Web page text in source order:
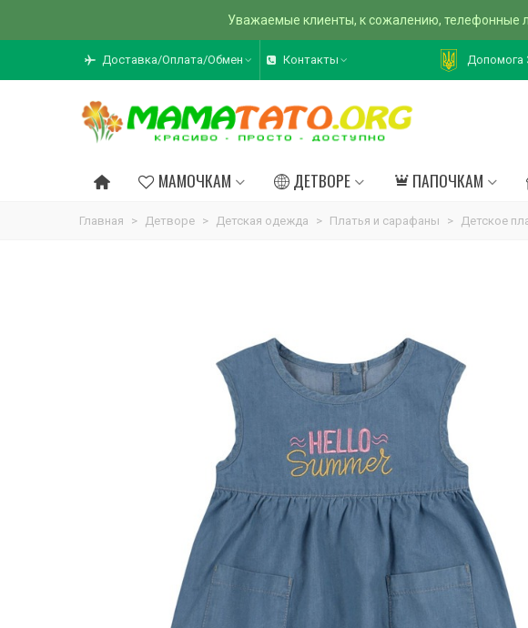
Уважаемые клиенты, к сожалению, телефонные
Доставка/Оплата/Обмен Контакты Допомога
МАМОЧКАМ ДЕТВОРЕ ПАПОЧКАМ
Главная > Детворе > Детская одежда > Платья и сарафаны > Детское